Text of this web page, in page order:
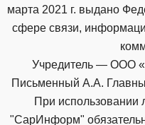
марта 2021 г. выдано
сфере связи,
Учредитель — ООО
Письменный А.А.
При использовании
"СарИнформ"